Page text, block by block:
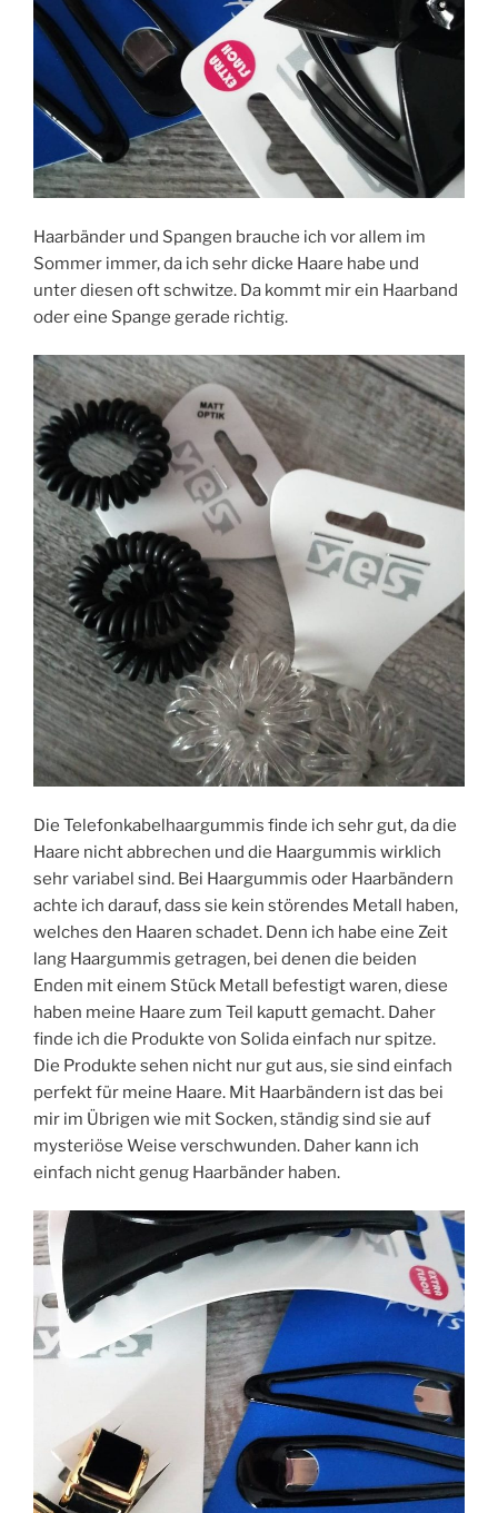
Haarbänder und Spangen brauche ich vor allem im
Sommer immer, da ich sehr dicke Haare habe und
unter diesen oft schwitze. Da kommt mir ein Haarband
oder eine Spange gerade richtig.
Die Telefonkabelhaargummis finde ich sehr gut, da die
Haare nicht abbrechen und die Haargummis wirklich
sehr variabel sind. Bei Haargummis oder Haarbändern
achte ich darauf, dass sie kein störendes Metall haben,
welches den Haaren schadet. Denn ich habe eine Zeit
lang Haargummis getragen, bei denen die beiden
Enden mit einem Stück Metall befestigt waren, diese
haben meine Haare zum Teil kaputt gemacht. Daher
finde ich die Produkte von Solida einfach nur spitze.
Die Produkte sehen nicht nur gut aus, sie sind einfach
perfekt für meine Haare. Mit Haarbändern ist das bei
mir im Übrigen wie mit Socken, ständig sind sie auf
mysteriöse Weise verschwunden. Daher kann ich
einfach nicht genug Haarbänder haben.